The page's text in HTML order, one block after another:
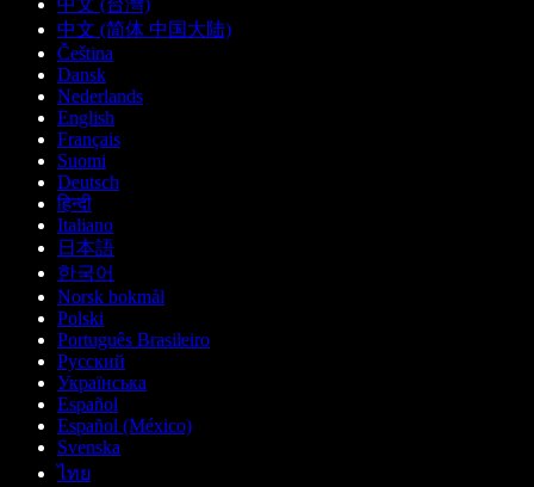
中文 (台灣)
中文 (简体 中国大陆)
Čeština
Dansk
Nederlands
English
Français
Suomi
Deutsch
हिन्दी
Italiano
日本語
한국어
Norsk bokmål
Polski
Português Brasileiro
Русский
Українська
Español
Español (México)
Svenska
ไทย